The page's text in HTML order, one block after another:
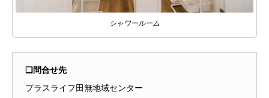
シャワールーム
❑問合せ先
プラスライフ田無地域センター